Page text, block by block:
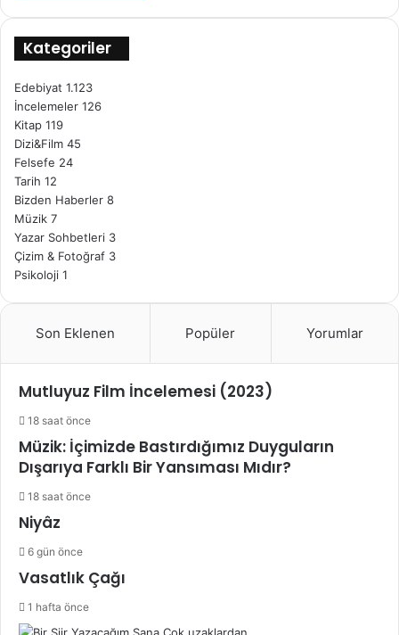
Kategoriler
Edebiyat 1.123
İncelemeler 126
Kitap 119
Dizi&Film 45
Felsefe 24
Tarih 12
Bizden Haberler 8
Müzik 7
Yazar Sohbetleri 3
Çizim & Fotoğraf 3
Psikoloji 1
Son Eklenen Popüler Yorumlar
Mutluyuz Film İncelemesi (2023)
18 saat önce
Müzik: İçimizde Bastırdığımız Duyguların
Dışarıya Farklı Bir Yansıması Mıdır?
18 saat önce
Niyâz
6 gün önce
Vasatlık Çağı
1 hafta önce